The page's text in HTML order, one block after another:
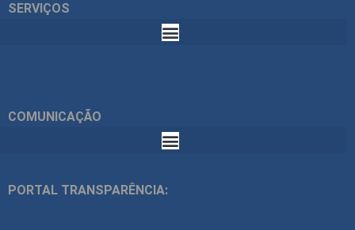
SERVIÇOS
COMUNICAÇÃO
PORTAL TRANSPARÊNCIA: